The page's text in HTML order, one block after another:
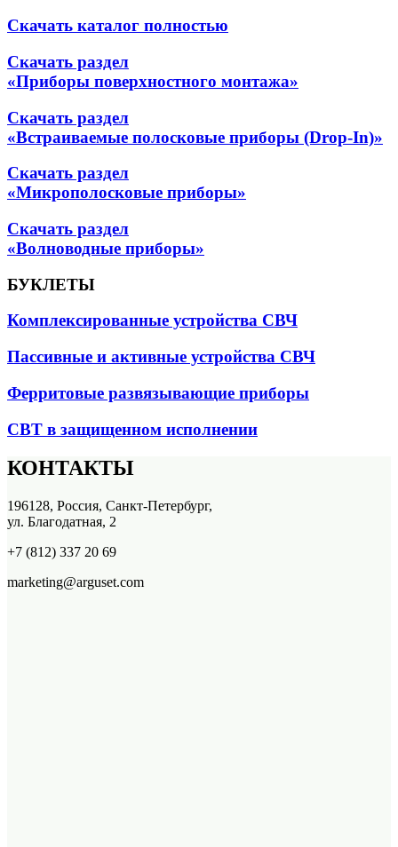
Скачать каталог полностью
Скачать раздел
«Приборы поверхностного монтажа»
Скачать раздел
«Встраиваемые полосковые приборы (Drop-In)»
Скачать раздел
«Микрополосковые приборы»
Скачать раздел
«Волноводные приборы»
БУКЛЕТЫ
Комплексированные устройства СВЧ
Пассивные и активные устройства СВЧ
Ферритовые развязывающие приборы
СВТ в защищенном исполнении
КОНТАКТЫ
196128, Россия, Санкт-Петербург,
ул. Благодатная, 2
+7 (812) 337 20 69
marketing@arguset.com